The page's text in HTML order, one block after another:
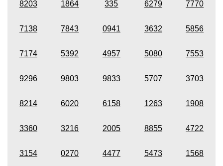
8203 1864 335 6279 7770
7138 7843 0941 3632 5856
7174 5392 4957 5080 7553
9296 9803 9833 5707 3703
8214 6020 6158 1263 1908
3360 3216 2005 8855 4722
3154 0270 4477 5473 1568